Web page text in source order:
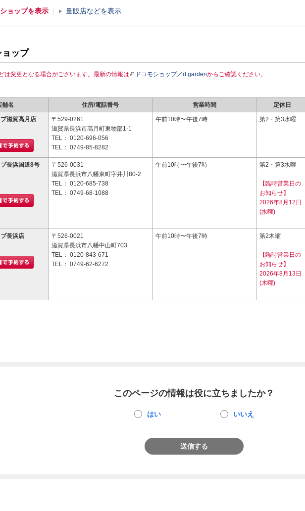
ショップを表示 量販店などを表示
ョップ
は変更となる場合がございます。最新の情報は ドコモショップ／d gardenからご確認ください。
舗名 住所/電話番号 営業時間 定休日
滋賀高月店
〒529-0261
滋賀県長浜市高月町東物部1-1
TEL： 0120-696-056
TEL： 0749-85-8282
午前10時〜午後7時 第2・第3水曜
プ長浜国道8号
〒526-0031
滋賀県長浜市八幡東町字井川80-2
TEL： 0120-685-738
TEL： 0749-68-1088
午前10時〜午後7時 第2・第3水曜
【臨時営業日の
お知らせ】
2026年8月12日
(水曜)
プ長浜店
〒526-0021
滋賀県長浜市八幡中山町703
TEL： 0120-843-671
TEL： 0749-62-6272
午前10時〜午後7時 第2木曜
【臨時営業日の
お知らせ】
2026年8月13日
(木曜)
このページの情報は役に立ちましたか？
はい いいえ
送信する